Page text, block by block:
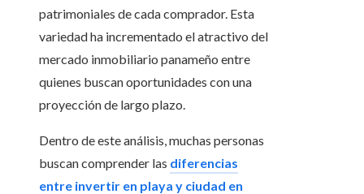
patrimoniales de cada comprador. Esta
variedad ha incrementado el atractivo del
mercado inmobiliario panameño entre
quienes buscan oportunidades con una
proyección de largo plazo.
Dentro de este análisis, muchas personas
buscan comprender las diferencias
entre invertir en playa y ciudad en